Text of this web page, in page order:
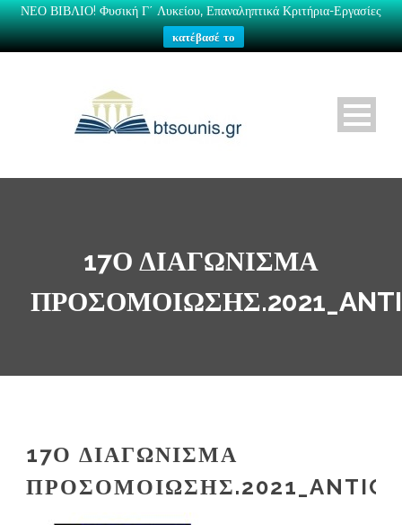
ΝΕΟ ΒΙΒΛΙΟ! Φυσική Γ΄ Λυκείου, Επαναληπτικά Κριτήρια-Εργασίες
κατέβασέ το
17Ο ΔΙΑΓΏΝΙΣΜΑ
17Ο ΔΙΑΓΏΝΙΣΜΑ